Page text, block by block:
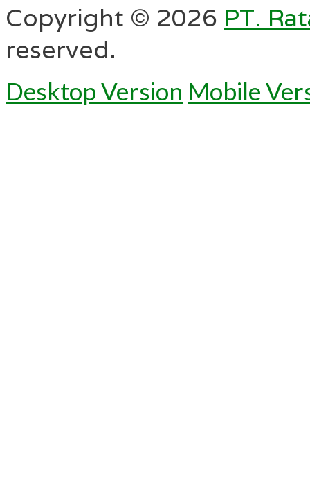
Copyright © 2026 PT.
reserved.
Desktop Version Mobile